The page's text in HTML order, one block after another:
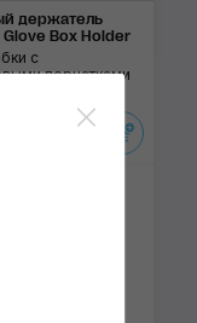
держатель
Glove Box Holder
с
перчатками